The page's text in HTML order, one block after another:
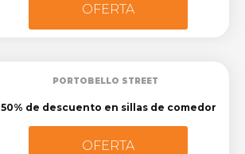
OFERTA
PORTOBELLO STREET
50% de descuento en sillas de comedor
OFERTA